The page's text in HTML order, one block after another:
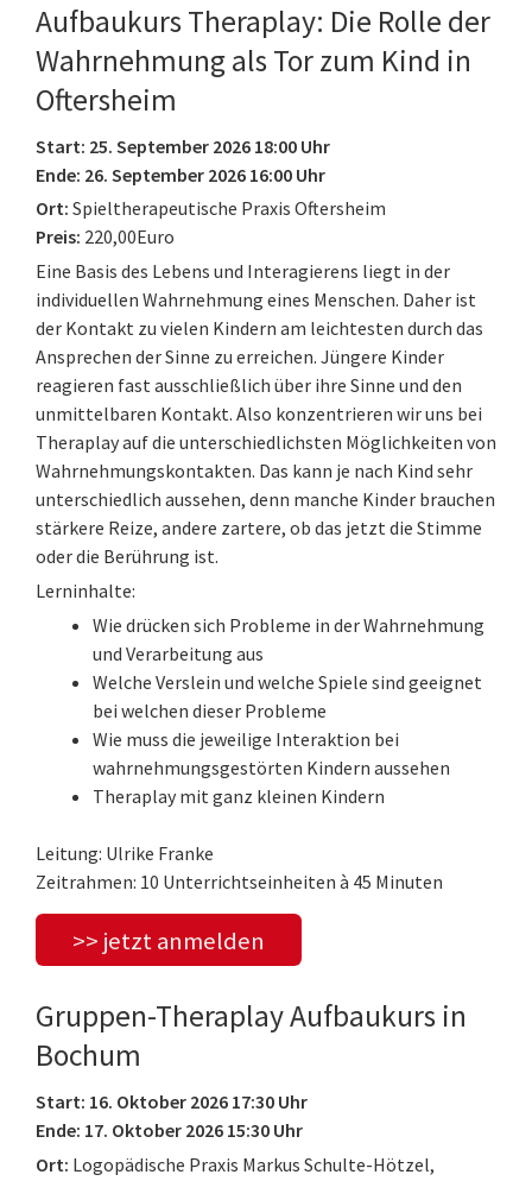
Aufbaukurs Theraplay: Die Rolle der
Wahrnehmung als Tor zum Kind in
Oftersheim
Start: 25. September 2026 18:00 Uhr
Ende: 26. September 2026 16:00 Uhr
Ort: Spieltherapeutische Praxis Oftersheim
Preis: 220,00Euro
Eine Basis des Lebens und Interagierens liegt in der
individuellen Wahrnehmung eines Menschen. Daher ist
der Kontakt zu vielen Kindern am leichtesten durch das
Ansprechen der Sinne zu erreichen. Jüngere Kinder
reagieren fast ausschließlich über ihre Sinne und den
unmittelbaren Kontakt. Also konzentrieren wir uns bei
Theraplay auf die unterschiedlichsten Möglichkeiten von
Wahrnehmungskontakten. Das kann je nach Kind sehr
unterschiedlich aussehen, denn manche Kinder brauchen
stärkere Reize, andere zartere, ob das jetzt die Stimme
oder die Berührung ist.
Lerninhalte:
Wie drücken sich Probleme in der Wahrnehmung
und Verarbeitung aus
Welche Verslein und welche Spiele sind geeignet
bei welchen dieser Probleme
Wie muss die jeweilige Interaktion bei
wahrnehmungsgestörten Kindern aussehen
Theraplay mit ganz kleinen Kindern
Leitung: Ulrike Franke
Zeitrahmen: 10 Unterrichtseinheiten à 45 Minuten
>> jetzt anmelden
Gruppen-Theraplay Aufbaukurs in
Bochum
Start: 16. Oktober 2026 17:30 Uhr
Ende: 17. Oktober 2026 15:30 Uhr
Ort: Logopädische Praxis Markus Schulte-Hötzel,